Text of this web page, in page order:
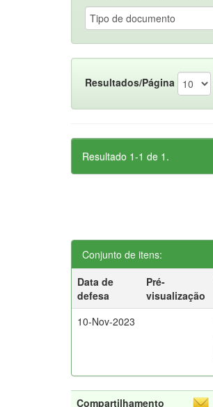
Resultados/Página
Resultado 1-1 de 1.
Conjunto de itens:
Data de
defesa
Pré-
visualização
10-Nov-2023
Compartilhamento